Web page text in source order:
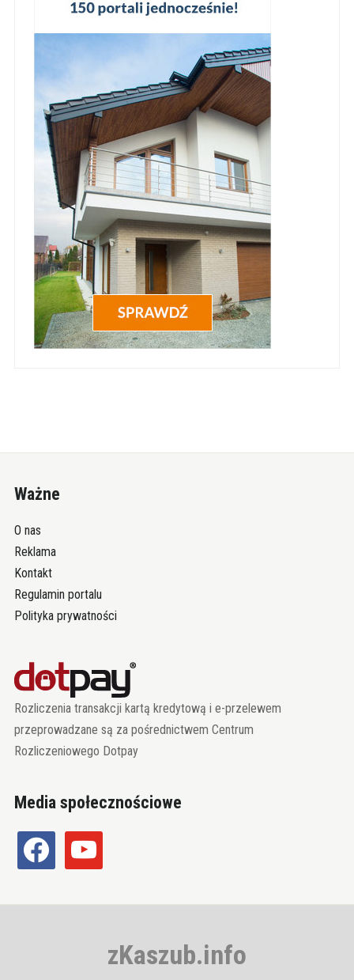
Ważne
O nas
Reklama
Kontakt
Regulamin portalu
Polityka prywatności
Rozliczenia transakcji kartą kredytową i e-przelewem
przeprowadzane są za pośrednictwem Centrum
Rozliczeniowego Dotpay
Media społecznościowe
facebook youtube
zKaszub.info